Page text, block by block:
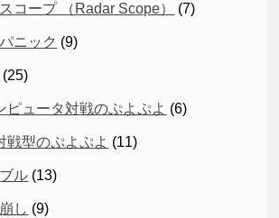
コープ （Radar Scope） (7)
ニック (9)
(25)
ピュータ対戦のぷよぷよ (6)
戦型のぷよぷよ (11)
ル (13)
し (9)